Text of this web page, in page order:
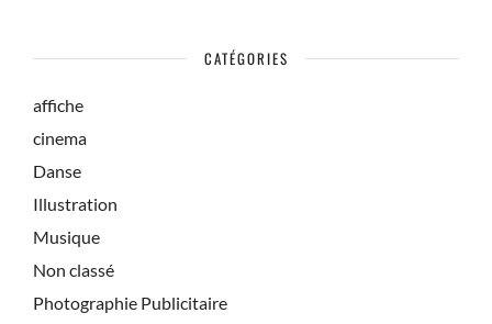
CATÉGORIES
affiche
cinema
Danse
Illustration
Musique
Non classé
Photographie Publicitaire